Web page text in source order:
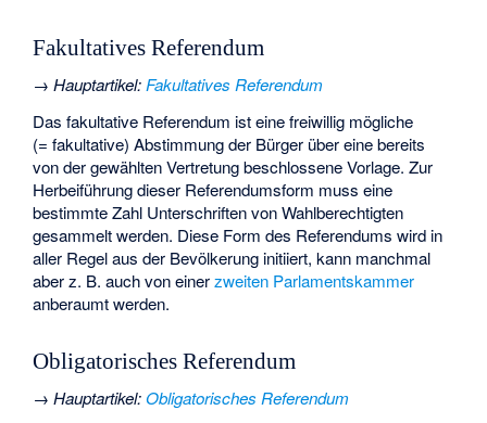
Fakultatives Referendum
→Hauptartikel: Fakultatives Referendum
Das fakultative Referendum ist eine freiwillig mögliche
(= fakultative) Abstimmung der Bürger über eine bereits
von der gewählten Vertretung beschlossene Vorlage. Zur
Herbeiführung dieser Referendumsform muss eine
bestimmte Zahl Unterschriften von Wahlberechtigten
gesammelt werden. Diese Form des Referendums wird in
aller Regel aus der Bevölkerung initiiert, kann manchmal
aber z. B. auch von einerzweiten Parlamentskammer
anberaumt werden.
Obligatorisches Referendum
→Hauptartikel:Obligatorisches Referendum